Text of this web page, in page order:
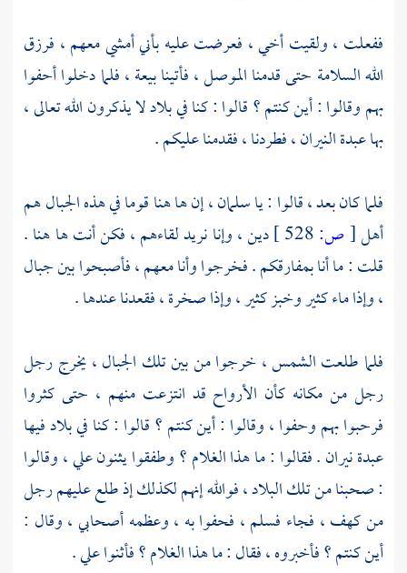
ففعلت ، ولقيت أخي ، فعرضت عليه بأني أمشي معهم ، فرزق
الله السلامة حتى قدمناالموصل، فأتينا بيعة ، فلما دخلوا أحفوا
بهم وقالوا : أين كنتم ؟ قالوا : كنا في بلاد لا يذكرون الله تعالى ،
بها عبدة النيران ، فطردنا ، فقدمنا عليكم .
فلما كان بعد ، قالوا : ياسلمان، إن ها هنا قوما في هذه الجبال هم
أهل[ص:
دين ، وإنا نريد لقاءهم ، فكن أنت ها هنا .
قلت : ما أنا بمفارقكم . فخرجوا وأنا معهم ، فأصبحوا بين جبال
، وإذا ماء كثير وخبز كثير ، وإذا صخرة ، فقعدنا عندها .
فلما طلعت الشمس ، خرجوا من بين تلك الجبال ، يخرج رجل
رجل من مكانه كأن الأرواح قد انتزعت منهم ، حتى كثروا
فرحبوا بهم وحفوا ، وقالوا : أين كنتم ؟ قالوا : كنا في بلاد فيها
عبدة نيران . فقالوا : ما هذا الغلام ؟ وطفقوا يثنون علي ، وقالوا
: صحبنا من تلك البلاد ، فوالله إنهم لكذلك إذ طلع عليهم رجل
من كهف ، فجاء فسلم ، فحفوا به ، وعظمه أصحابي ، وقال :
أين كنتم ؟ فأخبروه ، فقال : ما هذا الغلام ؟ فأثنوا علي .